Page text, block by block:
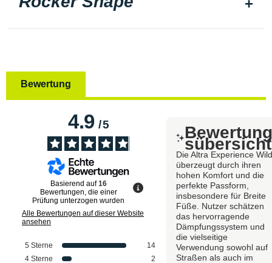
Bewertung
4.9/5
Basierend auf16
Bewertungen, die einer
Prüfung unterzogen wurden
Alle Bewertungen auf dieser Website
ansehen
5 Sterne
14
4 Sterne
2
sübersicht
Die Altra Experience
überzeugt durch ihren
hohen Komfort und die
perfekte Passform,
insbesondere für Breite
Füße. Nutzer schätzen
das hervorragende
Dämpfungssystem und
die vielseitige
Verwendung sowohl auf
Straßen als auch im